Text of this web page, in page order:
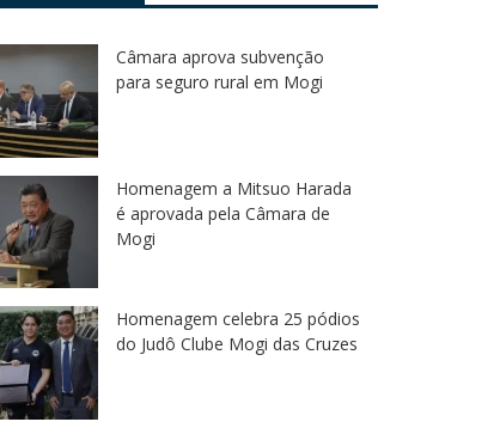
Câmara aprova subvenção
para seguro rural em Mogi
Homenagem a Mitsuo Harada
é aprovada pela Câmara de
Mogi
Homenagem celebra 25 pódios
do Judô Clube Mogi das Cruzes